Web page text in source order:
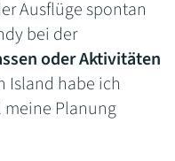
Ausflüge spontan
bei der
oder Aktivitäten
Island habe ich
Planung